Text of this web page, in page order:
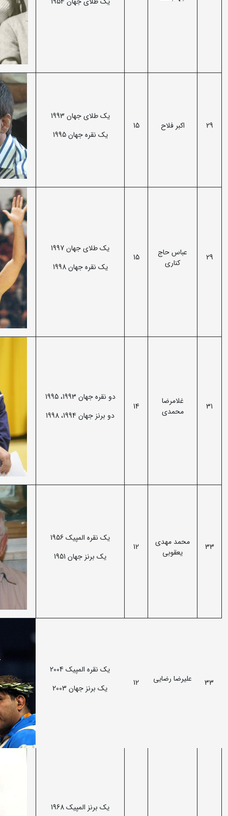
29 اکبر فلاح 15
یک طلای جهان 1993
یک نقره جهان 1995
29
عباس حاج
کناری
15
یک طلای جهان 1997
یک نقره جهان 1998
31
غلامرضا
محمدی
14
دو نقره جهان 1993، 1995
دو برنز جهان 1994، 1998
33
محمد مهدی
یعقوبی
12
یک نقره المپیک 1956
یک برنز جهان 1951
33 علیرضا رضایی 12
یک نقره المپیک 2004
یک برنز جهان 2003
یک برنز المپیک 1968